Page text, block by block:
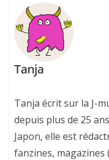
Tanja
Tanja écrit sur la J-
depuis plus de 25
Japon, elle est
fanzines, magazines